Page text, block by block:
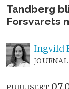
Tandberg
Forsvarets
Ingvild
PUBLISERT